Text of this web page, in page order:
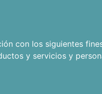
con los siguientes
y servicios y